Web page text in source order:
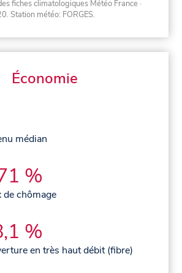
fiches climatologiques Météo France ·
. Station météo: FORGES.
Économie
médian
%
de chômage
%
en très haut débit (fibre)